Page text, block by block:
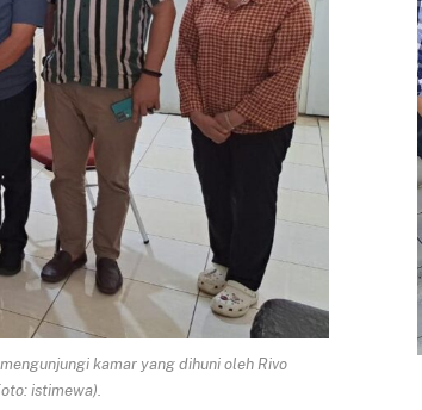
kamar yang dihuni oleh Rivo
istimewa).